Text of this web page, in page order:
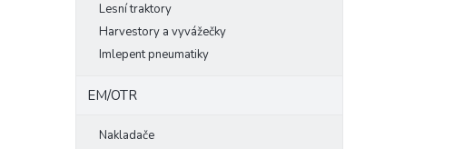
Lesní traktory
Harvestory a vyvážečky
Imlepent pneumatiky
EM/OTR
Nakladače